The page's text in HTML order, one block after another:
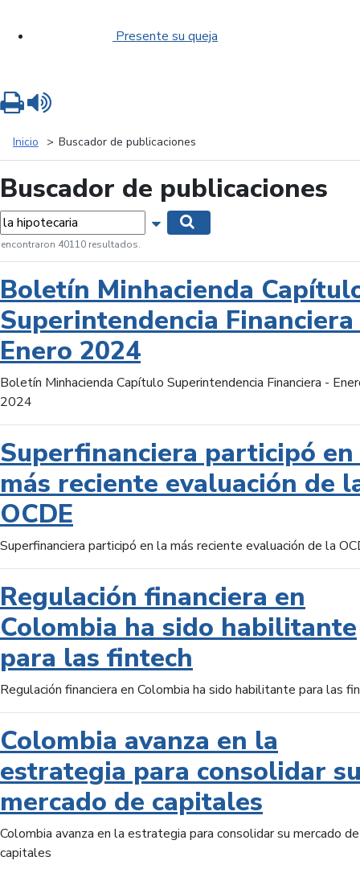
Presente su queja
Inicio Buscador de publicaciones
Buscador de publicaciones
Mostrar opciones de búsqueda
encontraron 40110 resultados.
Boletín Minhacienda
Superintendencia
Enero 2024
Boletín Minhacienda Capítulo Superintendencia Financiera -
2024
Superfinanciera participó
más reciente evaluación de
OCDE
Superfinanciera participó en la más reciente evaluación de la
Regulación financiera en
Colombia ha sido habilitante
para las fintech
Regulación financiera en Colombia ha sido habilitante para las
Colombia avanza en la
estrategia para consolidar
mercado de capitales
Colombia avanza en la estrategia para consolidar su mercado de
capitales
Imprimir